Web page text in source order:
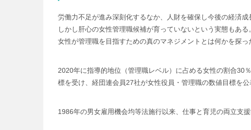
労働力不足が進み深刻化するなか、人財を確保し今後の経済
しかし肝心の女性管理職候補が育っていないという実態もある。
女性が管理職を目指すための真のマネジメントとは何かを探っ
2020年に指導的地位（管理職レベル）に占める女性の割合30
標を受け、経団連会員27社が女性役員・管理職の数値目標を公
1986年の男女雇用機会均等法施行以来、仕事と育児の両立支